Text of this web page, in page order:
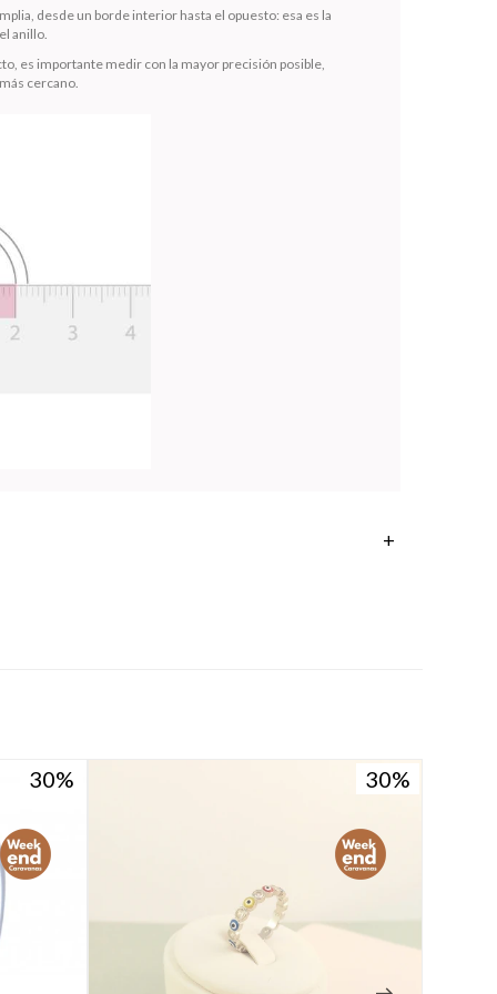
desde un borde interior hasta el opuesto: esa es la
anillo.
es importante medir con la mayor precisión posible,
cercano.
30
30 30
30